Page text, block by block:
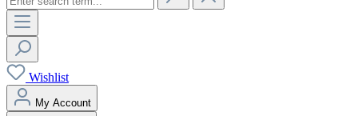
Wishlist
My Account